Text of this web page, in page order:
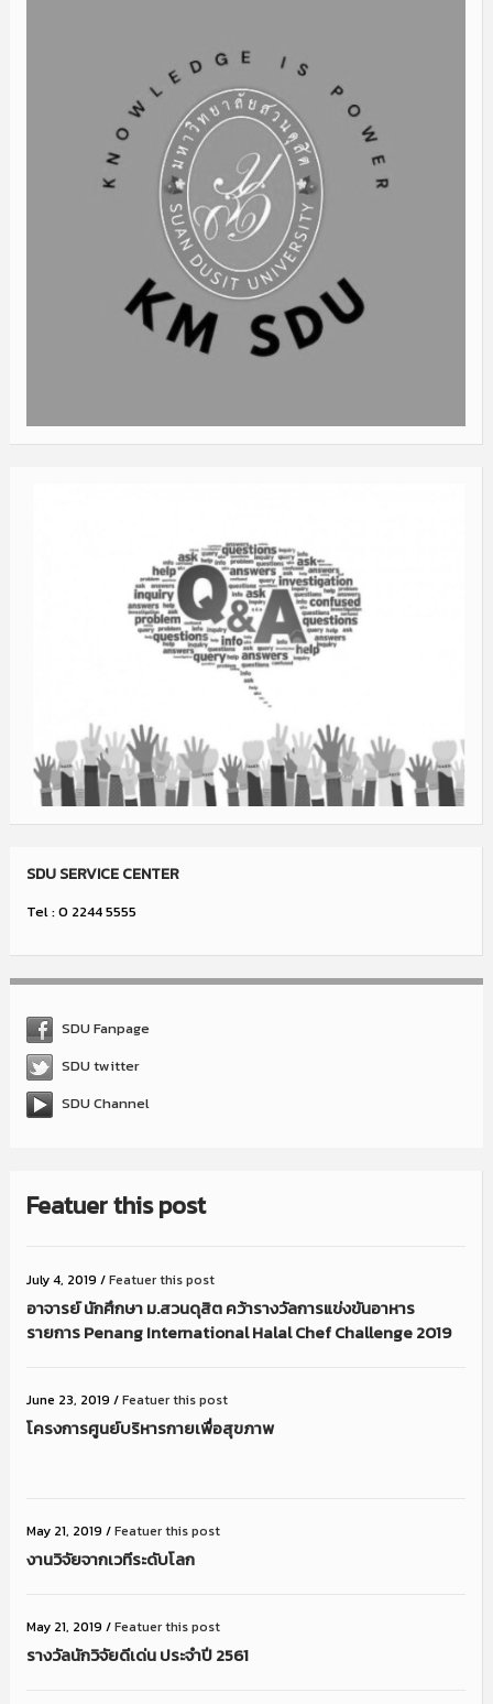
SDU SERVICE CENTER
Tel : 0 2244 5555
SDU Fanpage
SDU twitter
SDU Channel
Featuer this post
July 4, 2019 /Featuer this post
อาจารย์ นักศึกษา ม.สวนดุสิต คว้ารางวัลการแข่งขันอาหาร
รายการ Penang International Halal Chef Challenge 2019
June 23, 2019 /Featuer this post
โครงการศูนย์บริหารกายเพื่อสุขภาพ
May 21, 2019 /Featuer this post
งานวิจัยจากเวทีระดับโลก
May 21, 2019 /Featuer this post
รางวัลนักวิจัยดีเด่น ประจำปี 2561